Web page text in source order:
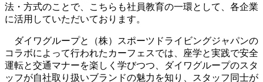
法・方式のことで、こちらも社員教育の一環として、各企業
に活用していただいております。
ダイワグループと（株）スポーツドライビングジャパンの
コラボによって行われたカーフェスでは、座学と実践で安全
運転と交通マナーを楽しく学びつつ、ダイワグループのスタ
ッフが自社取り扱いブランドの魅力を知り、スタッフ同士が